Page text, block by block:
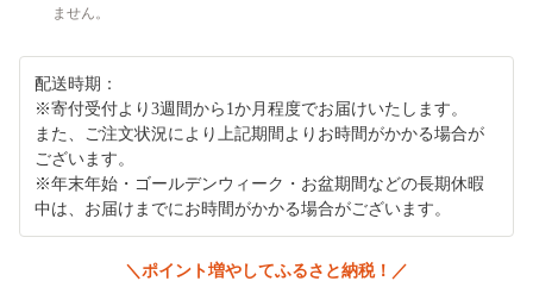
ません。
配送時期：
※寄付受付より3週間から1か月程度でお届けいたします。
また、ご注文状況により上記期間よりお時間がかかる場合が
ございます。
※年末年始・ゴールデンウィーク・お盆期間などの長期休暇
中は、お届けまでにお時間がかかる場合がございます。
＼ポイント増やしてふるさと納税！／